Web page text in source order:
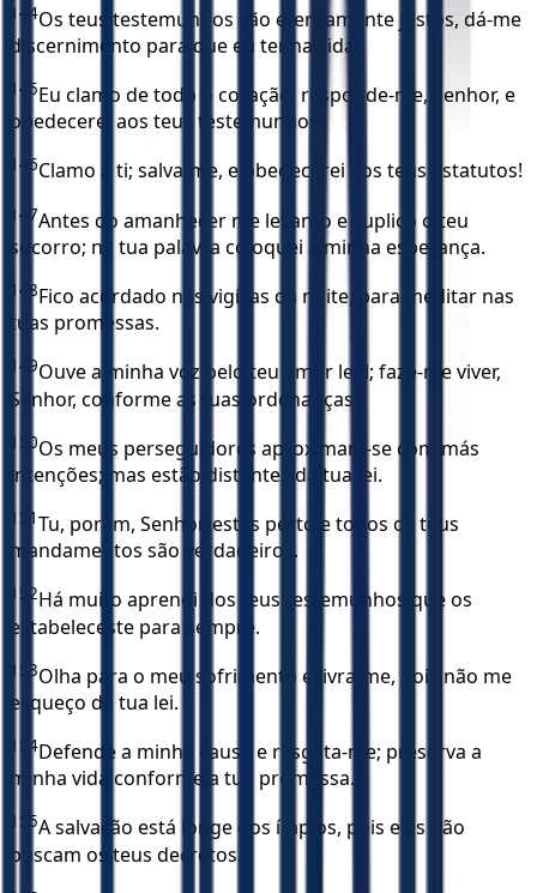
144Os teus testemunhos são eternamente justos, dá-me
discernimento para que eu tenha vida.
145Eu clamo de todo o coração; responde-me, Senhor, e
obedecerei aos teus testemunhos!
146Clamo a ti; salva-me, e obedecerei aos teus estatutos!
147Antes do amanhecer me levanto e suplico o teu
socorro; na tua palavra coloquei a minha esperança.
148Fico acordado nas vigílias da noite, para meditar nas
tuas promessas.
149Ouve a minha voz pelo teu amor leal; faze-me viver,
Senhor, conforme as tuas ordenanças.
150Os meus perseguidores aproximam-se com más
intenções; mas estão distantes da tua lei.
151Tu, porém, Senhor, estás perto e todos os teus
mandamentos são verdadeiros.
152Há muito aprendi dos teus testemunhos que os
estabeleceste para sempre.
153Olha para o meu sofrimento e livra-me, pois não me
esqueço da tua lei.
154Defende a minha causa e resgata-me; preserva a
minha vida conforme a tua promessa.
155A salvação está longe dos ímpios, pois eles não
buscam os teus decretos.